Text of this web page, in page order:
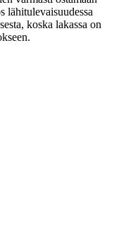
lähitulevaisuudessa
koska lakassa on